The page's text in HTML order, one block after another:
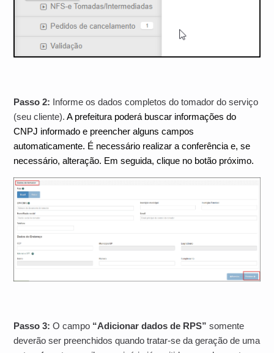
Passo 2: Informe os dados completos do tomador do serviço
(seu cliente). A prefeitura poderá buscar informações do
CNPJ informado e preencher alguns campos
automaticamente. É necessário realizar a conferência e, se
necessário, alteração. Em seguida, clique no botão próximo.
Passo 3: O campo “Adicionar dados de RPS” somente
deverão ser preenchidos quando tratar-se da geração de uma